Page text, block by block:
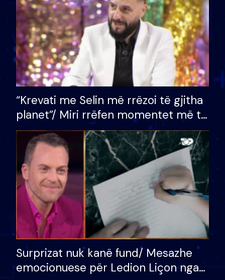
“Krevati me Selin më rrëzoi të gjitha
planet”/ Miri rrëfen momentet më të
bukura në shtëpinë e BB VIP: Do më
mungojë zilja e mëngjesit kur…
Surprizat nuk kanë fund/ Mesazhe
emocionuese për Ledion Liçon nga